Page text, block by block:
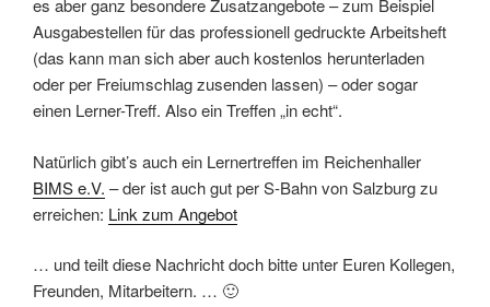
es aber ganz besondere Zusatzangebote – zum Beispiel
Ausgabestellen für das professionell gedruckte Arbeitsheft
(das kann man sich aber auch kostenlos herunterladen
oder per Freiumschlag zusenden lassen) – oder sogar
einen Lerner-Treff. Also ein Treffen „in echt“.
Natürlich gibt’s auch ein Lernertreffen im Reichenhaller
BIMS e.V. – der ist auch gut per S-Bahn von Salzburg zu
erreichen: Link zum Angebot
… und teilt diese Nachricht doch bitte unter Euren Kollegen,
Freunden, Mitarbeitern. … 🙂